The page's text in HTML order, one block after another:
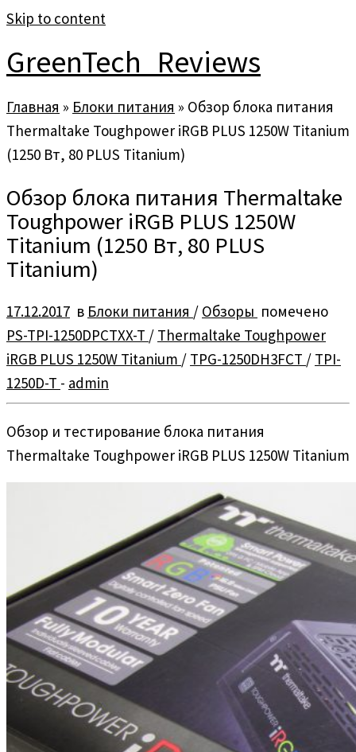
Skip to content
GreenTech_Reviews
Главная » Блоки питания » Обзор блока питания
Thermaltake Toughpower iRGB PLUS 1250W Titanium
(1250 Вт, 80 PLUS Titanium)
Обзор блока питания Thermaltake
Toughpower iRGB PLUS 1250W
Titanium (1250 Вт, 80 PLUS
Titanium)
17.12.2017 в Блоки питания / Обзоры помечено
PS-TPI-1250DPCTXX-T / Thermaltake Toughpower
iRGB PLUS 1250W Titanium / TPG-1250DH3FCT / TPI-
1250D-T - admin
Обзор и тестирование блока питания
Thermaltake Toughpower iRGB PLUS 1250W Titanium